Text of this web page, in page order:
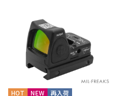
HOT NEW 再入荷